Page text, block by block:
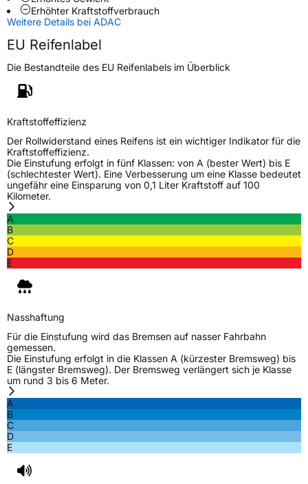
VerstärktXL
EU Label
Effizienz
NasshaftungC
Rollgeräusch (Klasse)
Rollgeräusch (dB)69
Fahrzeugklasse
Herstellerkontakt
Sailun Europe GmbH, VIA DI CASTELPULCI
12/C 50018 SCANDICCI(FI) Italien,
info@univergomma.it
Erhöhter Kraftstoffverbrauch
Weitere Details bei ADAC
EU Reifenlabel
Die Bestandteile des EU Reifenlabels im Überblick
Kraftstoffeffizienz
Der Rollwiderstand eines Reifens ist ein wichtiger Indikator für die
Kraftstoffeffizienz.
Die Einstufung erfolgt in fünf Klassen: von A (bester Wert) bis E
(schlechtester Wert). Eine Verbesserung um eine Klasse bedeutet
ungefähr eine Einsparung von 0,1 Liter Kraftstoff auf 100
Kilometer.
A
B
C
D
E
Nasshaftung
Für die Einstufung wird das Bremsen auf nasser Fahrbahn
gemessen.
Die Einstufung erfolgt in die Klassen A (kürzester Bremsweg) bis
E (längster Bremsweg). Der Bremsweg verlängert sich je Klasse
um rund 3 bis 6 Meter.
A
B
C
D
E